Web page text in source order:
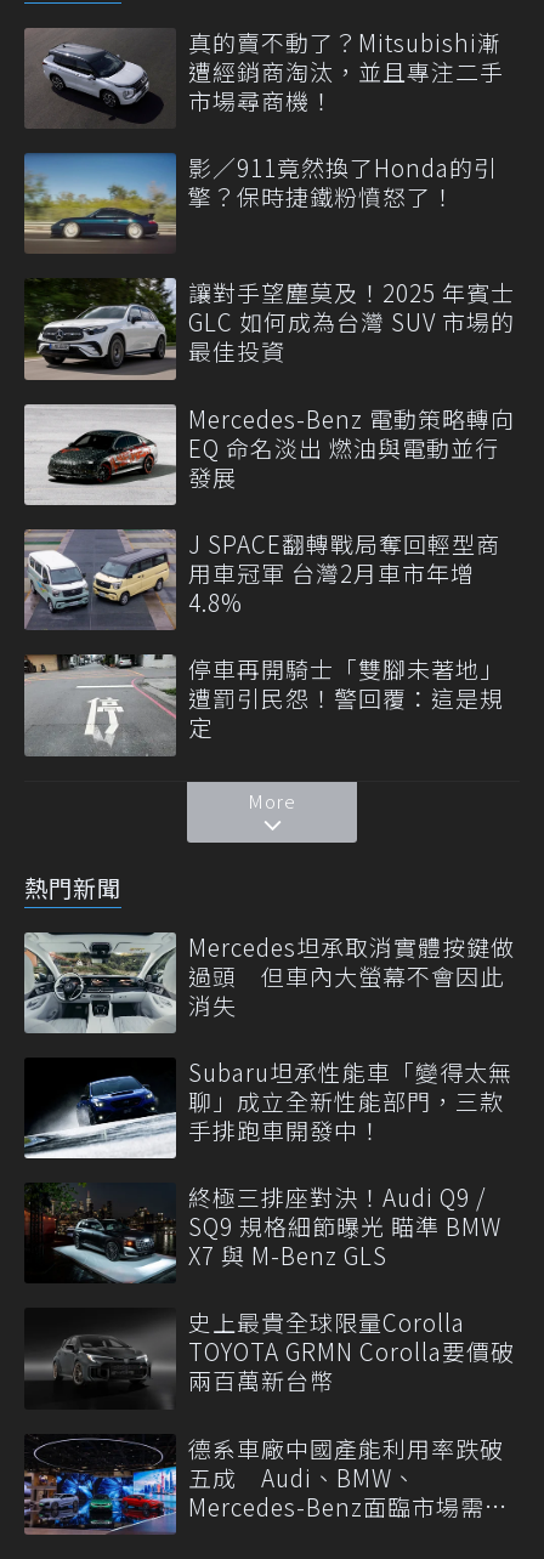
真的賣不動了？Mitsubishi漸
遭經銷商淘汰，並且專注二手
市場尋商機！
影／911竟然換了Honda的引
擎？保時捷鐵粉憤怒了！
讓對手望塵莫及！2025 年賓士
GLC 如何成為台灣 SUV 市場的
最佳投資
Mercedes-Benz 電動策略轉向
EQ 命名淡出 燃油與電動並行
發展
J SPACE翻轉戰局奪回輕型商
用車冠軍 台灣2月車市年增
4.8%
停車再開騎士「雙腳未著地」
遭罰引民怨！警回覆：這是規
定
More
熱門新聞
Mercedes坦承取消實體按鍵做
過頭 但車內大螢幕不會因此
消失
Subaru坦承性能車「變得太無
聊」成立全新性能部門，三款
手排跑車開發中！
終極三排座對決！Audi Q9 /
SQ9 規格細節曝光 瞄準 BMW
X7 與 M-Benz GLS
史上最貴全球限量Corolla
TOYOTA GRMN Corolla要價破
兩百萬新台幣
德系車廠中國產能利用率跌破
五成 Audi、BMW、
Mercedes-Benz面臨市場需求